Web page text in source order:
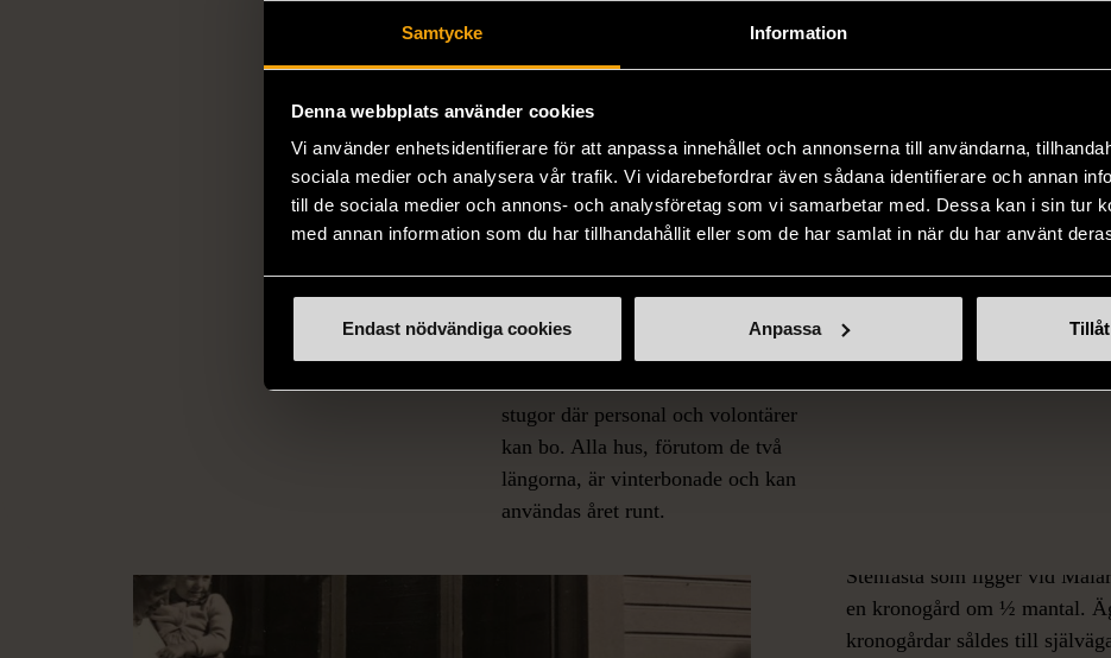
Samtycke Information
Denna webbplats använder cookies
Vi använder enhetsidentifierare för att anpassa innehållet och annonserna till användarna,
sociala medier och analysera vår trafik. Vi vidarebefordrar även sådana identifierare och annan
till de sociala medier och annons- och analysföretag som vi samarbetar med. Dessa kan i sin tur
med annan information som du har tillhandahållit eller som de har samlat in när du har använt
Endast nödvändiga cookies Anpassa
I stora huset finns två stora rum
mindre rum för lek, avslappning
och retreat. Köket är ett fullt
utrustat tillagningskök. I
sovplatser. Det finns även 2
stugor där personal och volontärer
kan bo. Alla hus, förutom de två
längorna, är vinterbonade och kan
användas året runt.
Vännebo
flera större rum för aktiviteter
samt ett fullt utrustat
tillagningskök. Vännebo har 12
året runt.
Stenfasta som ligger vid
en kronogård om ½ mantal.
kronogårdar såldes till